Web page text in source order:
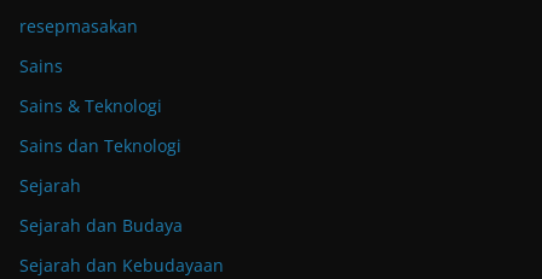
resepmasakan
Sains
Sains & Teknologi
Sains dan Teknologi
Sejarah
Sejarah dan Budaya
Sejarah dan Kebudayaan